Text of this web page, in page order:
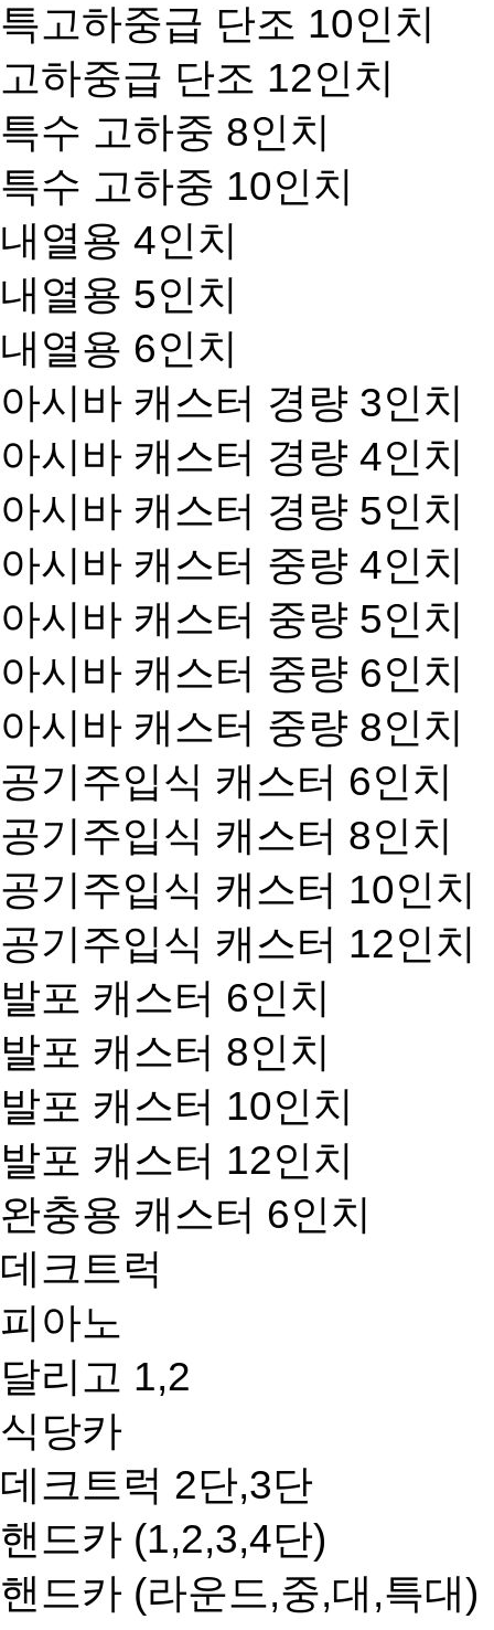
특고하중급 단조 10인치
고하중급 단조 12인치
특수 고하중 8인치
특수 고하중 10인치
내열용 4인치
내열용 5인치
내열용 6인치
아시바 캐스터 경량 3인치
아시바 캐스터 경량 4인치
아시바 캐스터 경량 5인치
아시바 캐스터 중량 4인치
아시바 캐스터 중량 5인치
아시바 캐스터 중량 6인치
아시바 캐스터 중량 8인치
공기주입식 캐스터 6인치
공기주입식 캐스터 8인치
공기주입식 캐스터 10인치
공기주입식 캐스터 12인치
발포 캐스터 6인치
발포 캐스터 8인치
발포 캐스터 10인치
발포 캐스터 12인치
완충용 캐스터 6인치
데크트럭
피아노
달리고 1,2
식당카
데크트럭 2단,3단
핸드카 (1,2,3,4단)
핸드카 (라운드,중,대,특대)